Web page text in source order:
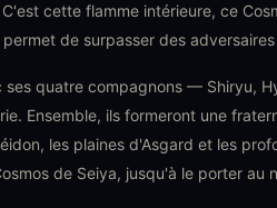
cette flamme intérieure, ce
de surpasser des
ses quatre compagnons — Shiryu,
Ensemble, ils formeront une
les plaines d'Asgard et les
de Seiya, jusqu'à le porter au